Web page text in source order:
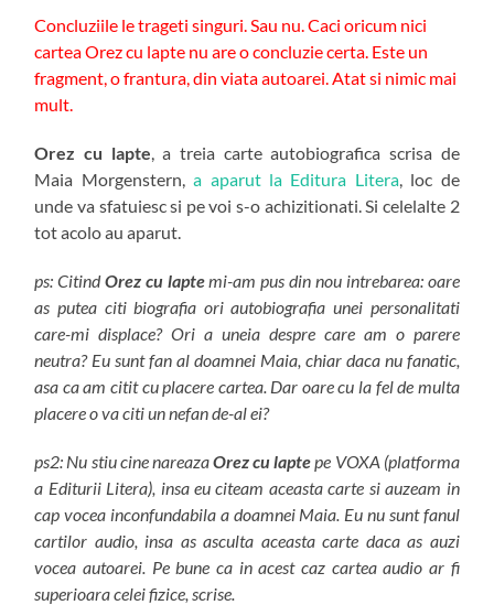
Concluziile le trageti singuri. Sau nu. Caci oricum nici
cartea Orez cu lapte nu are o concluzie certa. Este un
fragment, o frantura, din viata autoarei. Atat si nimic mai
mult.
Orez cu lapte, a treia carte autobiografica scrisa de
Maia Morgenstern,a aparut la Editura Litera, loc de
unde va sfatuiesc si pe voi s-o achizitionati. Si celelalte 2
tot acolo au aparut.
ps: CitindOrez cu laptemi-am pus din nou intrebarea: oare
as putea citi biografia ori autobiografia unei personalitati
care-mi displace? Ori a uneia despre care am o parere
neutra? Eu sunt fan al doamnei Maia, chiar daca nu fanatic,
asa ca am citit cu placere cartea. Dar oare cu la fel de multa
placere o va citi un nefan de-al ei?
ps2: Nu stiu cine nareazaOrez cu laptepe VOXA (platforma
a Editurii Litera), insa eu citeam aceasta carte si auzeam in
cap vocea inconfundabila a doamnei Maia. Eu nu sunt fanul
cartilor audio, insa as asculta aceasta carte daca as auzi
vocea autoarei. Pe bune ca in acest caz cartea audio ar fi
superioara celei fizice, scrise.